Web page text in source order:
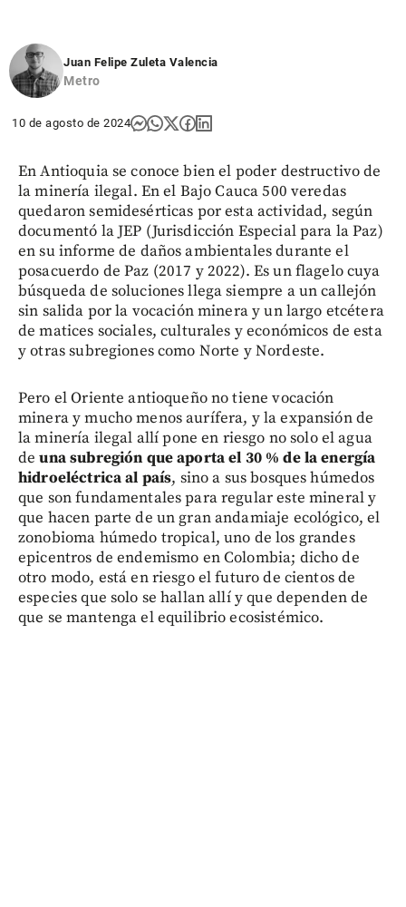
Juan Felipe Zuleta Valencia
Metro
10 de agosto de 2024
En Antioquia se conoce bien el poder destructivo de
la minería ilegal. En el Bajo Cauca 500 veredas
quedaron semidesérticas por esta actividad, según
documentó la JEP (Jurisdicción Especial para la Paz)
en su informe de daños ambientales durante el
posacuerdo de Paz (2017 y 2022). Es un flagelo cuya
búsqueda de soluciones llega siempre a un callejón
sin salida por la vocación minera y un largo etcétera
de matices sociales, culturales y económicos de esta
y otras subregiones como Norte y Nordeste.
Pero el Oriente antioqueño no tiene vocación
minera y mucho menos aurífera, y la expansión de
la minería ilegal allí pone en riesgo no solo el agua
de una subregión que aporta el 30 % de la energía
hidroeléctrica al país, sino a sus bosques húmedos
que son fundamentales para regular este mineral y
que hacen parte de un gran andamiaje ecológico, el
zonobioma húmedo tropical, uno de los grandes
epicentros de endemismo en Colombia; dicho de
otro modo, está en riesgo el futuro de cientos de
especies que solo se hallan allí y que dependen de
que se mantenga el equilibrio ecosistémico.